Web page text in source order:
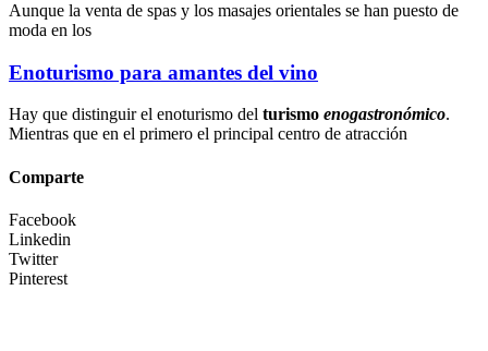
Aunque la venta de spas y los masajes orientales se han puesto de
moda en los
Enoturismo para amantes del vino
Hay que distinguir el enoturismo del turismo enogastronómico.
Mientras que en el primero el principal centro de atracción
Comparte
Facebook
Linkedin
Twitter
Pinterest